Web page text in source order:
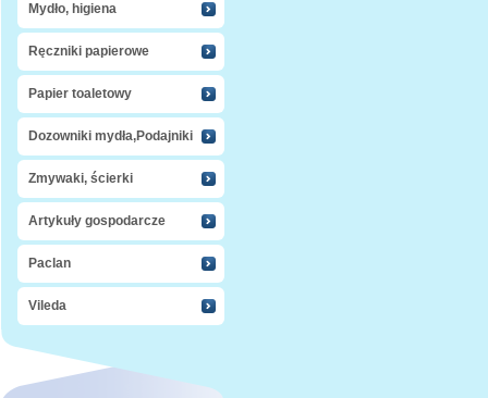
Mydło, higiena
Ręczniki papierowe
Papier toaletowy
Dozowniki mydła,Podajniki
Zmywaki, ścierki
Artykuły gospodarcze
Paclan
Vileda